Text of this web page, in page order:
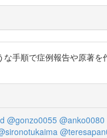
手順で症例報告や原著を
@gonzo0055 @anko0080